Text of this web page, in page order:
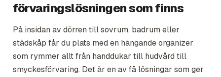
förvaringslösningen som finns
På insidan av dörren till sovrum, badrum eller
städskåp får du plats med en hängande organizer
som rymmer allt från handdukar till hudvård till
smyckesförvaring. Det är en av få lösningar som ger